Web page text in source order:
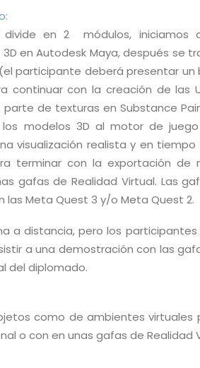
en 2 módulos, iniciamos
en Autodesk Maya, después se
participante deberá presentar un
continuar con la creación de las
de texturas en Substance
modelos 3D al motor de juego
visualización realista y en tiempo
terminar con la exportación de
gafas de Realidad Virtual. Las
Meta Quest 3 y/o Meta Quest 2.
a distancia, pero los participantes
a una demostración con las
del diplomado.
como de ambientes virtuales
o con en unas gafas de Realidad